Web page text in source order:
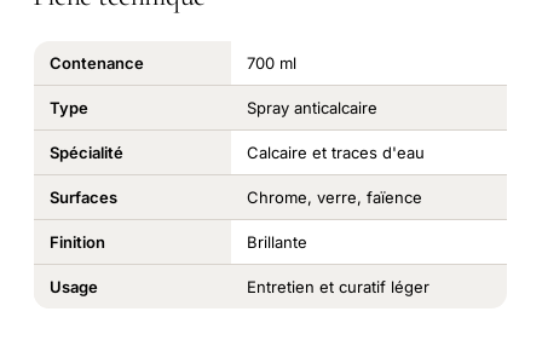
Contenance 700 ml
Type Spray anticalcaire
Spécialité Calcaire et traces d'eau
Surfaces Chrome, verre, faïence
Finition Brillante
Usage Entretien et curatif léger